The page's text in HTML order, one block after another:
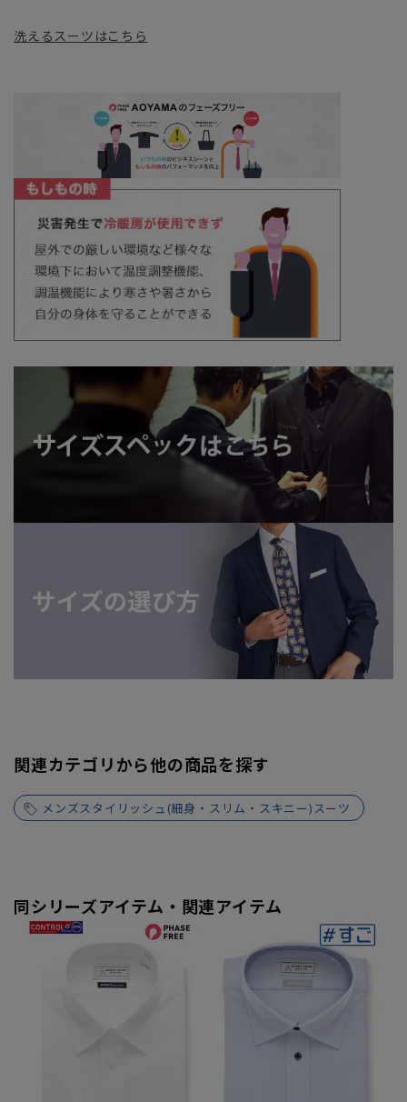
洗えるスーツはこちら
関連カテゴリから他の商品を探す
メンズスタイリッシュ(細身・スリム・スキニー)スーツ
同シリーズアイテム・関連アイテム